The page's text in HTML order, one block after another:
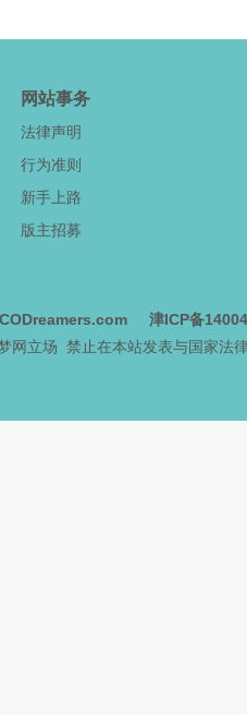
网站事务
法律声明
行为准则
新手上路
版主招募
津ICP备
网立场 禁止在本站发表与国家法